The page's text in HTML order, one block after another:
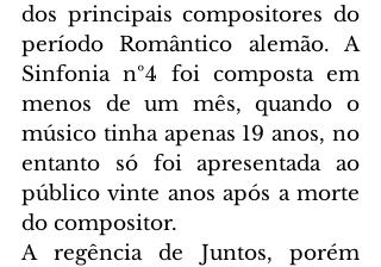
dos principais compositores do
período Romântico alemão. A
Sinfonia nº4 foi composta em
menos de um mês, quando o
músico tinha apenas 19 anos, no
entanto só foi apresentada ao
público vinte anos após a morte
do compositor.
A regência de Juntos, porém